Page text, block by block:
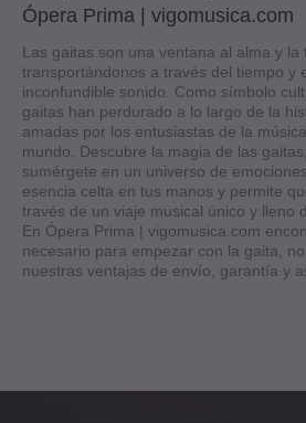
Ópera Prima | vigomusica.com
Las gaitas son una ventana al alma y la
transportándonos a través del tiempo y
inconfundible sonido. Como símbolo
gaitas han perdurado a lo largo de la
amadas por los entusiastas de la
mundo. Descubre la magia de las
sumérgete en un universo de
esencia celta en tus manos y permite
través de un viaje musical único y lleno
En Ópera Prima | vigomusica.com
necesario para empezar con la gaita,
nuestras ventajas de envío, garantía y